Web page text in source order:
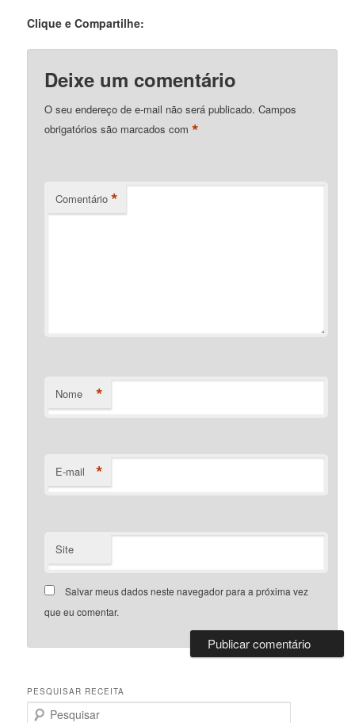
Clique e Compartilhe:
Deixe um comentário
O seu endereço de e-mail não será publicado. Campos
obrigatórios são marcados com*
Comentário *
Nome *
E-mail *
Site
Salvar meus dados neste navegador para a próxima vez
que eu comentar.
PESQUISAR RECEITA